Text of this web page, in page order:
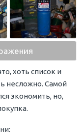
хоть список и
несложно. Самой
экономить, но,